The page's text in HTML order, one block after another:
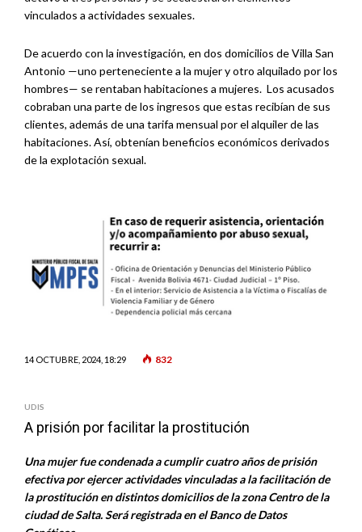
vinculados a actividades sexuales.
De acuerdo con la investigación, en dos domicilios de Villa San
Antonio —uno perteneciente a la mujer y otro alquilado por los
hombres— se rentaban habitaciones a mujeres. Los acusados
cobraban una parte de los ingresos que estas recibían de sus
clientes, además de una tarifa mensual por el alquiler de las
habitaciones. Así, obtenían beneficios económicos derivados
de la explotación sexual.
14 OCTUBRE, 2024, 18:29 832
UDIS
A prisión por facilitar la prostitución
Una mujer fue condenada a cumplir cuatro años de prisión
efectiva por ejercer actividades vinculadas a la facilitación de
la prostitución en distintos domicilios de la zona Centro de la
ciudad de Salta. Será registrada en el Banco de Datos